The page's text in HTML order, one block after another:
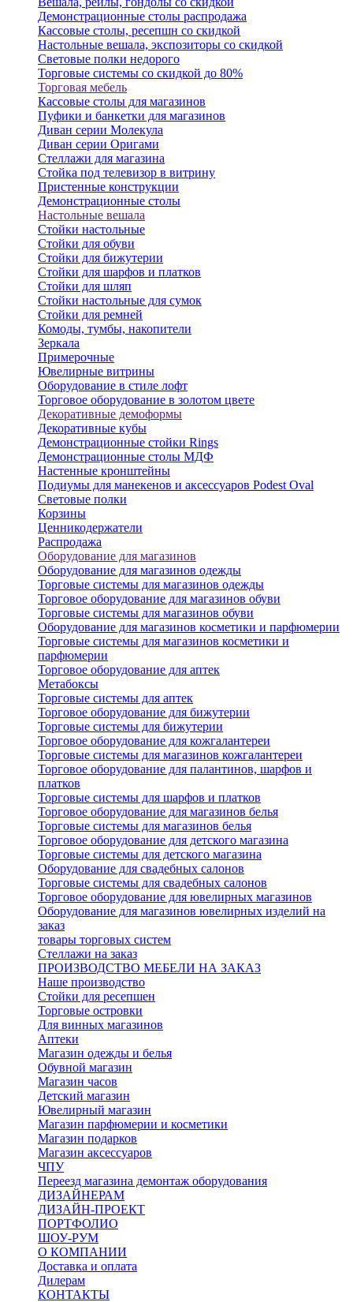
Демонстрационные столы распродажа
Кассовые столы, ресепшн со скидкой
Настольные вешала, экспозиторы со скидкой
Световые полки недорого
Торговые системы со скидкой до 80%
Торговая мебель
Кассовые столы для магазинов
Пуфики и банкетки для магазинов
Диван серии Молекула
Диван серии Оригами
Стеллажи для магазина
Стойка под телевизор в витрину
Пристенные конструкции
Демонстрационные столы
Настольные вешала
Стойки настольные
Стойки для обуви
Стойки для бижутерии
Стойки для шарфов и платков
Стойки для шляп
Стойки настольные для сумок
Стойки для ремней
Комоды, тумбы, накопители
Зеркала
Примерочные
Ювелирные витрины
Оборудование в стиле лофт
Торговое оборудование в золотом цвете
Декоративные демоформы
Декоративные кубы
Демонстрационные стойки Rings
Демонстрационные столы МДФ
Настенные кронштейны
Подиумы для манекенов и аксессуаров Podest Oval
Световые полки
Корзины
Ценникодержатели
Распродажа
Оборудование для магазинов
Оборудование для магазинов одежды
Торговые системы для магазинов одежды
Торговое оборудование для магазинов обуви
Торговые системы для магазинов обуви
Оборудование для магазинов косметики и парфюмерии
Торговые системы для магазинов косметики и
парфюмерии
Торговое оборудование для аптек
Метабоксы
Торговые системы для аптек
Торговое оборудование для бижутерии
Торговые системы для бижутерии
Торговое оборудование для кожгалантереи
Торговые системы для магазинов кожгалантереи
Торговое оборудование для палантинов, шарфов и
платков
Торговые системы для шарфов и платков
Торговое оборудование для магазинов белья
Торговые системы для магазинов белья
Торговое оборудование для детского магазина
Торговые системы для детского магазина
Оборудование для свадебных салонов
Торговые системы для свадебных салонов
Торговое оборудование для ювелирных магазинов
Оборудование для магазинов ювелирных изделий на
заказ
товары торговых систем
Стеллажи на заказ
ПРОИЗВОДСТВО МЕБЕЛИ НА ЗАКАЗ
Наше производство
Стойки для ресепшен
Торговые островки
Для винных магазинов
Аптеки
Магазин одежды и белья
Обувной магазин
Магазин часов
Детский магазин
Ювелирный магазин
Магазин парфюмерии и косметики
Магазин подарков
Магазин аксессуаров
ЧПУ
Переезд магазина демонтаж оборудования
ДИЗАЙНЕРАМ
ДИЗАЙН-ПРОЕКТ
ПОРТФОЛИО
ШОУ-РУМ
О КОМПАНИИ
Доставка и оплата
Дилерам
КОНТАКТЫ